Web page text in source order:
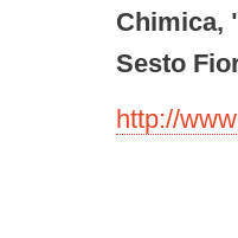
Chimica,
Sesto
http://